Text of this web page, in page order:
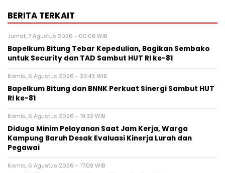
BERITA TERKAIT
Jumat, 7 Agustus 2026 - 00:08 WIB
Bapelkum Bitung Tebar Kepedulian, Bagikan Sembako
untuk Security dan TAD Sambut HUT RI ke-81
Kamis, 6 Agustus 2026 - 23:43 WIB
Bapelkum Bitung dan BNNK Perkuat Sinergi Sambut HUT
RI ke-81
Kamis, 6 Agustus 2026 - 19:32 WIB
Diduga Minim Pelayanan Saat Jam Kerja, Warga
Kampung Baruh Desak Evaluasi Kinerja Lurah dan
Pegawai
Kamis, 6 Agustus 2026 - 17:09 WIB